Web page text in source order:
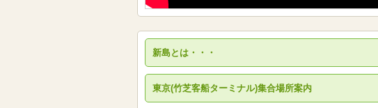
新島とは・・・
東京(竹芝客船ターミナル)集合場所案内